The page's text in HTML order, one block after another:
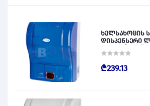
ხელსახოცის
დისპენსერი
₾239.13